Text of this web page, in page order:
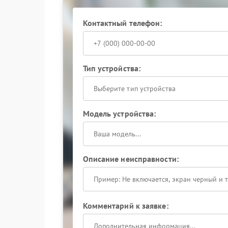
Ремонт Hikmicro начинается с детальной
Специалисты используют профильное
разборка и очистка оптического блока;
контроль качества изображения после
Сервисный центр Hikmicro обеспечивает
эксплуатации устройства.
Контактный телефон:
Тип устройства:
Выберите тип устройства
Модель устройства:
Описание неисправности:
Комментарий к заявке: